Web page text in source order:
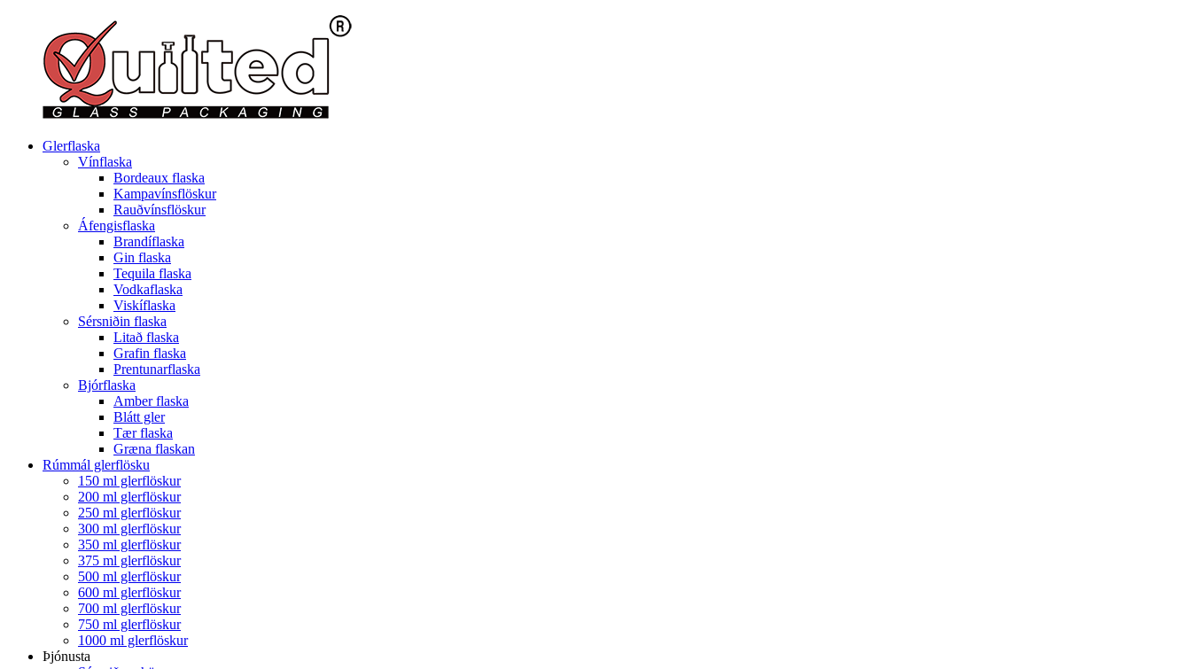
Glerflaska
Vínflaska
Bordeaux flaska
Kampavínsflöskur
Rauðvínsflöskur
Áfengisflaska
Brandíflaska
Gin flaska
Tequila flaska
Vodkaflaska
Viskíflaska
Sérsniðin flaska
Litað flaska
Grafin flaska
Prentunarflaska
Bjórflaska
Amber flaska
Blátt gler
Tær flaska
Græna flaskan
Rúmmál glerflösku
150 ml glerflöskur
200 ml glerflöskur
250 ml glerflöskur
300 ml glerflöskur
350 ml glerflöskur
375 ml glerflöskur
500 ml glerflöskur
600 ml glerflöskur
700 ml glerflöskur
750 ml glerflöskur
1000 ml glerflöskur
Þjónusta